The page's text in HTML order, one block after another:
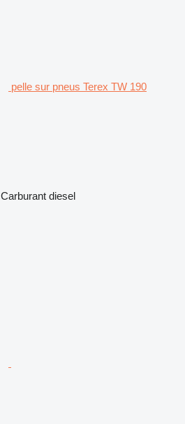
pelle sur pneus Terex TW 190
Carburant diesel